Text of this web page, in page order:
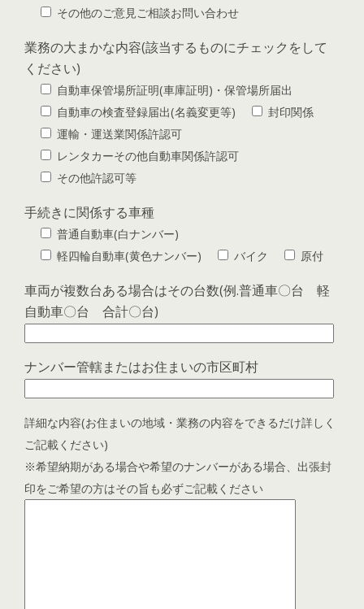
その他のご意見ご相談お問い合わせ
業務の大まかな内容(該当するものにチェックをして
ください)
自動車保管場所証明(車庫証明)・保管場所届出
自動車の検査登録届出(名義変更等)
封印関係
運輸・運送業関係許認可
レンタカーその他自動車関係許認可
その他許認可等
手続きに関係する車種
普通自動車(白ナンバー)
軽四輪自動車(黄色ナンバー)
バイク 原付
車両が複数台ある場合はその台数(例.普通車〇台 軽
自動車〇台 合計〇台)
ナンバー管轄またはお住まいの市区町村
詳細な内容(お住まいの地域・業務の内容をできるだけ詳しく
ご記載ください)
※希望納期がある場合や希望のナンバーがある場合、出張封
印をご希望の方はその旨も必ずご記載ください